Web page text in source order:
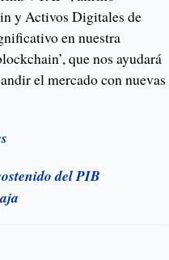
y Activos Digitales de
en nuestra
que nos ayudará
el mercado con nuevas
del PIB